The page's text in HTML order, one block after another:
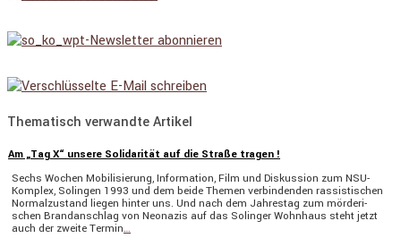
Thematisch verwandte Artikel
Am „Tag X“ unsere Solidarität auf die Straße tragen !
Sechs Wochen Mobili­sie­rung, Infor­ma­tion, Film und Diskus­sion zum NSU-
Komplex, Solingen 1993 und dem beide Themen verbin­denden rassis­ti­schen
Normal­zu­stand liegen hinter uns. Und nach dem Jahrestag zum mörde­ri­
schen Brand­an­schlag von Neonazis auf das Solinger Wohnhaus steht jetzt
auch der zweite Termin…